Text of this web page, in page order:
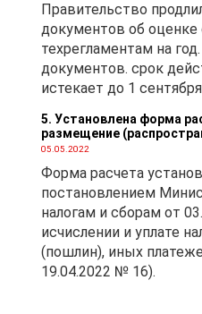
Правительство
документов об оценке
техрегламентам на
документов. срок
истекает до 1
5. Установлена форма
размещение
05.05.2022
Форма расчета
постановлением
налогам и сборам от
исчислении и уплате
(пошлин), иных
19.04.2022 № 16).